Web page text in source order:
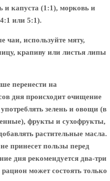
и капуста (1:1), морковь и
или 5:1).
чаи, используйте мяту,
крапиву или листья липы
перенести на
дня происходит очищение
зелень и овощи (в
фрукты и сухофрукты,
растительные масла.
принесет пользы перед
дня рекомендуется два-три
может состоять только